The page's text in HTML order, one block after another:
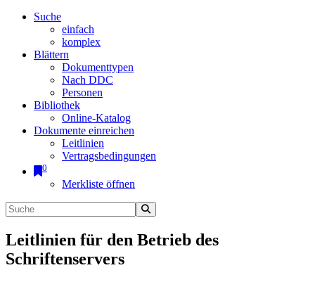
Suche
einfach
komplex
Blättern
Dokumenttypen
Nach DDC
Personen
Bibliothek
Online-Katalog
Dokumente einreichen
Leitlinien
Vertragsbedingungen
0
Merkliste öffnen
Leitlinien für den Betrieb des
Schriftenservers